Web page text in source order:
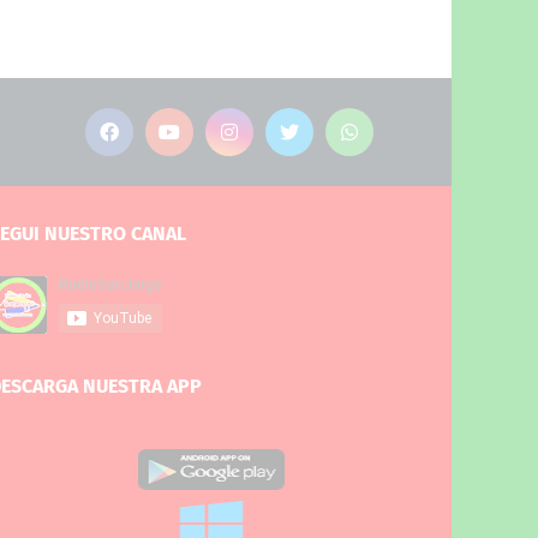
NUESTRO CANAL
NUESTRA APP